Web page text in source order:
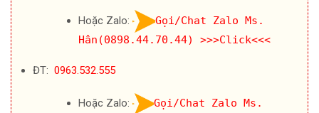
Hoặc Zalo:
Gọi/Chat Zalo Ms.
Hân(0898.44.70.44)
>>>Click<<<
ĐT: 0963.532.555
Hoặc Zalo:
Gọi/Chat Zalo Ms.